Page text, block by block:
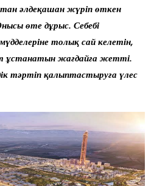
әлдеқашан жүріп өткен
өте дұрыс. Себебі
толық сай келетін,
ұстанатын жағдайға жетті.
тәртіп қалыптастыруға үлес